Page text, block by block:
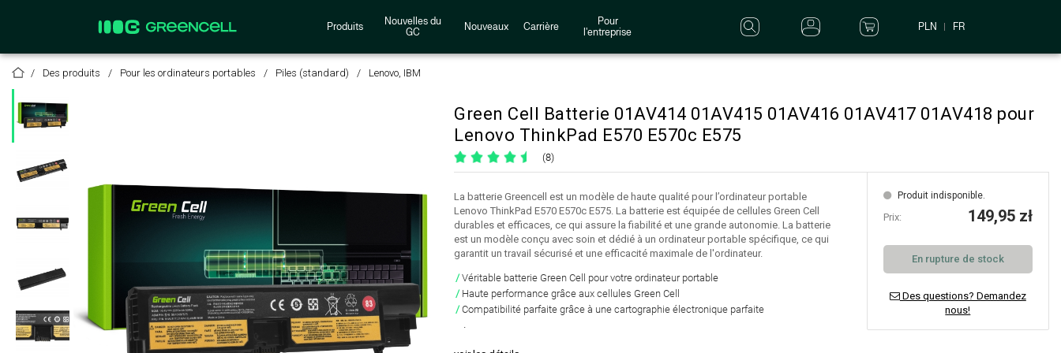
Produits
Nouvelles du
GC
Nouveaux Carrière
Pour
l'entreprise
PLN FR
Des produits Pour les ordinateurs portables Piles (standard) Lenovo, IBM
Green Cell Batterie 01AV414 01AV415 01AV416 01AV417 01AV418 pour
Lenovo ThinkPad E570 E570c E575
(8)
La batterie Greencell est un modèle de haute qualité pour l’ordinateur portable
Lenovo ThinkPad E570 E570c E575. La batterie est équipée de cellules Green Cell
durables et efficaces, ce qui assure la fiabilité et une grande autonomie. La batterie
est un modèle conçu avec soin et dédié à un ordinateur portable spécifique, ce qui
garantit un travail sécurisé et une efficacité maximale de l'ordinateur.
Véritable batterie Green Cell pour votre ordinateur portable
Haute performance grâce aux cellules Green Cell
Compatibilité parfaite grâce à une cartographie électronique parfaite
.
Produit indisponible.
Prix: 149,95 zł
En rupture de stock
Des questions? Demandez
nous!